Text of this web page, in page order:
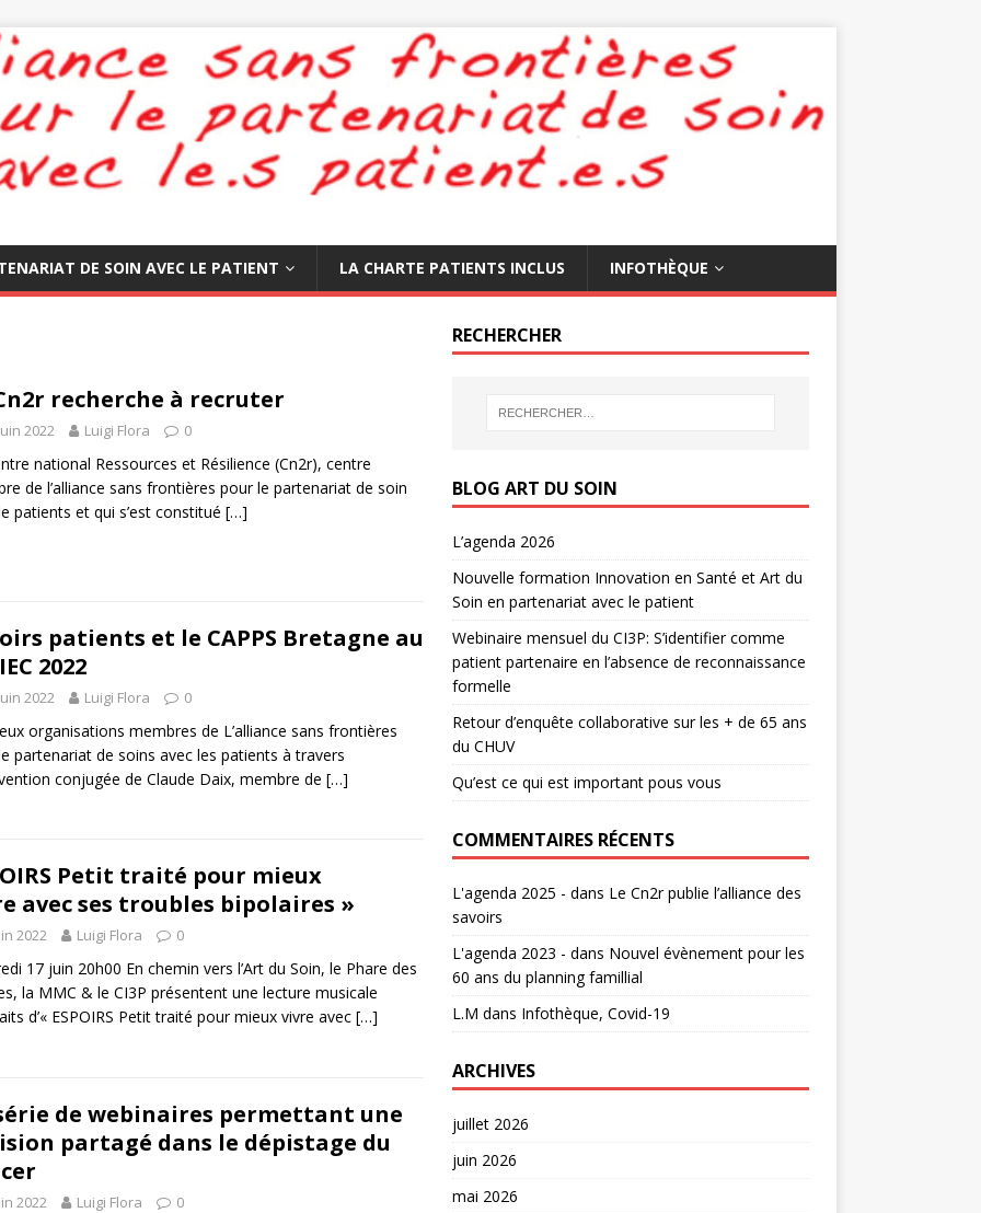
DE SOIN AVEC LE PATIENT LA CHARTE PATIENTS INCLUS INFOTHÈQUE
recherche à recruter
2022 Luigi Flora 0
national Ressources et Résilience (Cn2r), centre
de l’alliance sans frontières pour le partenariat de soin
patients et qui s’est constitué […]
patients et le CAPPS Bretagne au
2022
2022 Luigi Flora 0
organisations membres de L’alliance sans frontières
partenariat de soins avec les patients à travers
conjugée de Claude Daix, membre de […]
Petit traité pour mieux
avec ses troubles bipolaires »
2022 Luigi Flora 0
17 juin 20h00 En chemin vers l’Art du Soin, le Phare des
la MMC & le CI3P présentent une lecture musicale
d’« ESPOIRS Petit traité pour mieux vivre avec […]
de webinaires permettant une
partagé dans le dépistage du
2022 Luigi Flora 0
RECHERCHER
BLOG ART DU SOIN
L’agenda 2026
Nouvelle formation Innovation en Santé et Art du
Soin en partenariat avec le patient
Webinaire mensuel du CI3P: S’identifier comme
patient partenaire en l’absence de reconnaissance
formelle
Retour d’enquête collaborative sur les + de 65 ans
du CHUV
Qu’est ce qui est important pous vous
COMMENTAIRES RÉCENTS
L'agenda 2025 - dans Le Cn2r publie l’alliance des
savoirs
L'agenda 2023 - dans Nouvel évènement pour les
60 ans du planning famillial
L.M dans Infothèque, Covid-19
ARCHIVES
juillet 2026
juin 2026
mai 2026